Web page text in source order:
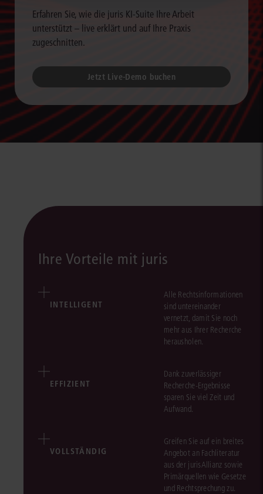
Erfahren Sie, wie die juris KI-Suite Ihre Arbeit
unterstützt – live erklärt und auf Ihre Praxis
zugeschnitten.
Jetzt Live-Demo buchen
Ihre Vorteile mit juris
INTELLIGENT
Alle Rechtsinformationen
sind untereinander
vernetzt, damit Sie noch
mehr aus Ihrer Recherche
herausholen.
EFFIZIENT
Dank zuverlässiger
Recherche-Ergebnisse
sparen Sie viel Zeit und
Aufwand.
VOLLSTÄNDIG
Greifen Sie auf ein breites
Angebot an Fachliteratur
aus der jurisAllianz sowie
Primärquellen wie Gesetze
und Rechtsprechung zu.